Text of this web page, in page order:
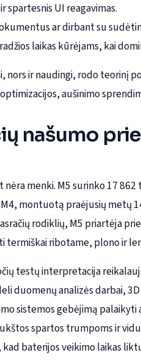
spartesnis UI reagavimas.
ar dirbant su
laikas kūrėjams, kai
ir naudingi, rodo teorinį
aušinimo
našumo
menki. M5 surinko 17
montuotą praėjusių metų
rodiklių, M5 priartėja
termiškai ribotame, plono ir
testų interpretacija
duomenų analizės darbai,
sistemos gebėjimą
spartos trumpoms ir
baterijos veikimo laikas